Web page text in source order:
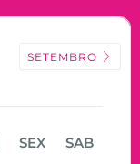
SETEMBRO
SEX SAB